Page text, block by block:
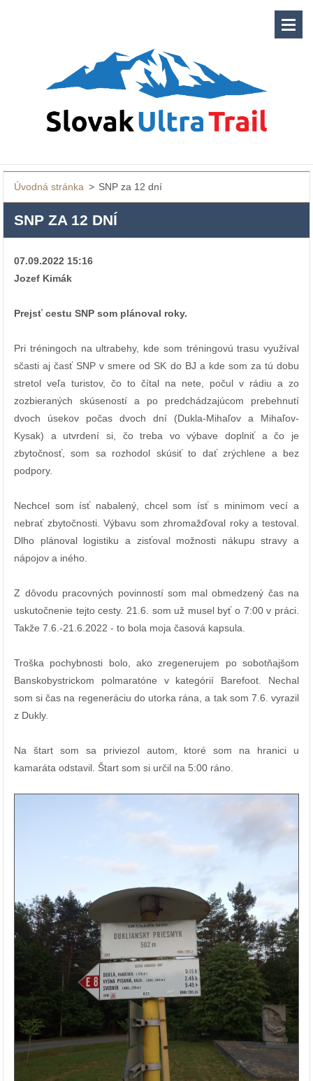
Úvodná stránka > SNP za 12 dní
SNP ZA 12 DNÍ
07.09.2022 15:16
Jozef Kimák
Prejsť cestu SNP som plánoval roky.
Pri tréningoch na ultrabehy, kde som tréningovú trasu využíval
sčasti aj časť SNP v smere od SK do BJ a kde som za tú dobu
stretol veľa turistov, čo to čítal na nete, počul v rádiu a zo
zozbieraných skúseností a po predchádzajúcom prebehnutí
dvoch úsekov počas dvoch dní (Dukla-Mihaľov a Mihaľov-
Kysak) a utvrdení si, čo treba vo výbave doplniť a čo je
zbytočnosť, som sa rozhodol skúsiť to dať zrýchlene a bez
podpory.
Nechcel som ísť nabalený, chcel som ísť s minimom vecí a
nebrať zbytočnosti. Výbavu som zhromažďoval roky a testoval.
Dlho plánoval logistiku a zisťoval možnosti nákupu stravy a
nápojov a iného.
Z dôvodu pracovných povinností som mal obmedzený čas na
uskutočnenie tejto cesty. 21.6. som už musel byť o 7:00 v práci.
Takže 7.6.-21.6.2022 - to bola moja časová kapsula.
Troška pochybnosti bolo, ako zregenerujem po sobotňajšom
Banskobystrickom polmaratóne v kategórií Barefoot. Nechal
som si čas na regeneráciu do utorka rána, a tak som 7.6. vyrazil
z Dukly.
Na štart som sa priviezol autom, ktoré som na hranici u
kamaráta odstavil. Štart som si určil na 5:00 ráno.